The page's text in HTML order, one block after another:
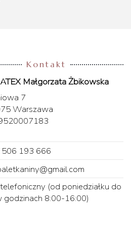
Kontakt
Małgorzata Żbikowska
7
Warszawa
193 666
(od poniedziałku do
godzinach 8:00-16:00)